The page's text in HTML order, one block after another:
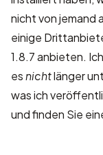
nicht von jemand
einige
1.8.7 anbieten.
esnichtlänger
was ich
und finden Sie